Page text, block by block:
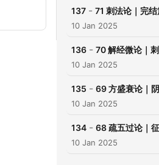
137 - 71 刺法论｜完结
10 Jan 2025
136 - 70 解经微论｜
10 Jan 2025
135 - 69 方盛衰论｜
10 Jan 2025
134 - 68 疏五过论｜
10 Jan 2025